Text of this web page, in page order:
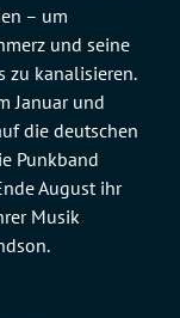
– um
und seine
kanalisieren.
Januar und
die deutschen
Punkband
August ihr
Musik